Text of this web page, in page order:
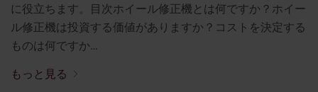
に役立ちます。目次ホイール修正機とは何ですか？ホイー
ル修正機は投資する価値がありますか？コストを決定する
ものは何ですか…
もっと見る